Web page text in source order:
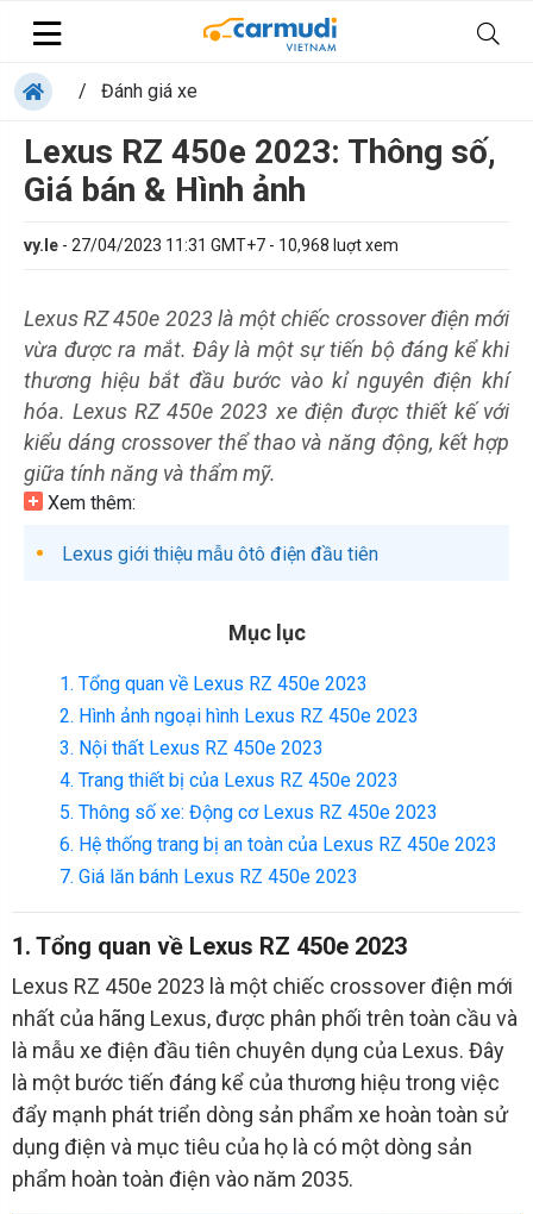
/ Đánh giá xe
Lexus RZ 450e 2023: Thông số,
Giá bán & Hình ảnh
vy.le - 27/04/2023 11:31 GMT+7 - 10,968 luợt xem
Lexus RZ 450e 2023 là một chiếc crossover điện mới
vừa được ra mắt. Đây là một sự tiến bộ đáng kể khi
thương hiệu bắt đầu bước vào kỉ nguyên điện khí
hóa. Lexus RZ 450e 2023 xe điện được thiết kế với
kiểu dáng crossover thể thao và năng động, kết hợp
giữa tính năng và thẩm mỹ.
Xem thêm:
Lexus giới thiệu mẫu ôtô điện đầu tiên
Mục lục
1. Tổng quan về Lexus RZ 450e 2023
2. Hình ảnh ngoại hình Lexus RZ 450e 2023
3. Nội thất Lexus RZ 450e 2023
4. Trang thiết bị của Lexus RZ 450e 2023
5. Thông số xe: Động cơ Lexus RZ 450e 2023
6. Hệ thống trang bị an toàn của Lexus RZ 450e 2023
7. Giá lăn bánh Lexus RZ 450e 2023
1. Tổng quan về Lexus RZ 450e 2023
Lexus RZ 450e 2023 là một chiếc crossover điện mới
nhất của hãng Lexus, được phân phối trên toàn cầu và
là mẫu xe điện đầu tiên chuyên dụng của Lexus. Đây
là một bước tiến đáng kể của thương hiệu trong việc
đẩy mạnh phát triển dòng sản phẩm xe hoàn toàn sử
dụng điện và mục tiêu của họ là có một dòng sản
phẩm hoàn toàn điện vào năm 2035.